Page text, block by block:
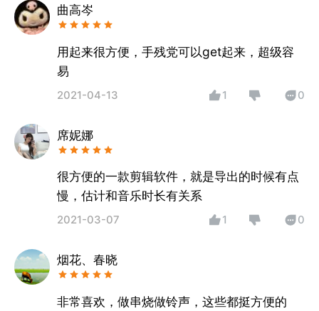
曲高岑
用起来很方便，手残党可以get起来，超级容
易
2021-04-13 1 0
席妮娜
很方便的一款剪辑软件，就是导出的时候有点
慢，估计和音乐时长有关系
2021-03-07 1 0
烟花、春晓
非常喜欢，做串烧做铃声，这些都挺方便的